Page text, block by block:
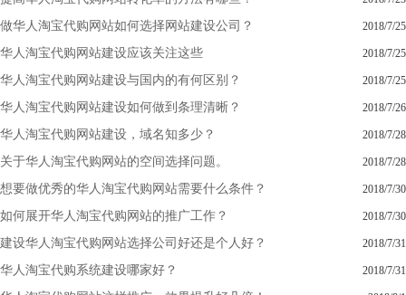
做华人淘宝代购网站如何选择网站建设公司？ 2018/7/25
华人淘宝代购网站建设应该关注这些 2018/7/25
华人淘宝代购网站建设与国内的有何区别？ 2018/7/25
华人淘宝代购网站建设如何做到条理清晰？ 2018/7/26
华人淘宝代购网站建设，域名知多少？ 2018/7/28
关于华人淘宝代购网站的空间选择问题。 2018/7/28
想要做优秀的华人淘宝代购网站需要什么条件？ 2018/7/30
如何展开华人淘宝代购网站的推广工作？ 2018/7/30
建设华人淘宝代购网站选择公司好还是个人好？ 2018/7/31
华人淘宝代购系统建设哪家好？ 2018/7/31